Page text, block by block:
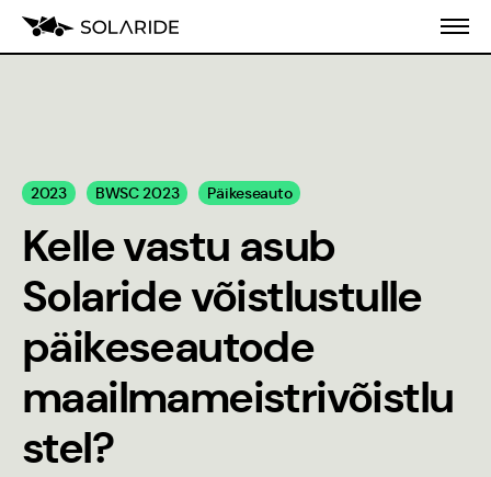
Koolitusprogramm
Blogi
Inseneeria
populariseerimine
Stiilijuhend
2023 BWSC 2023 Päikeseauto
Kelle vastu asub
Solaride võistlustulle
päikeseautode
maailmameistrivõistlu
stel?